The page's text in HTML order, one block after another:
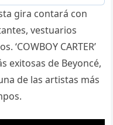
gira contará con
vestuarios
‘COWBOY CARTER’
exitosas de Beyoncé,
de las artistas más